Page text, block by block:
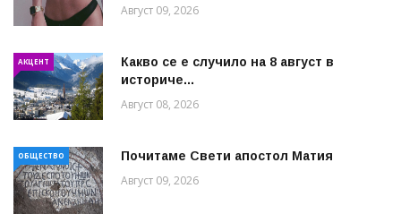
Август 09, 2026
АКЦЕНТ
Какво се е случило на 8 август в
историче...
Август 08, 2026
ОБЩЕСТВО Почитаме Свети апостол Матия
Август 09, 2026